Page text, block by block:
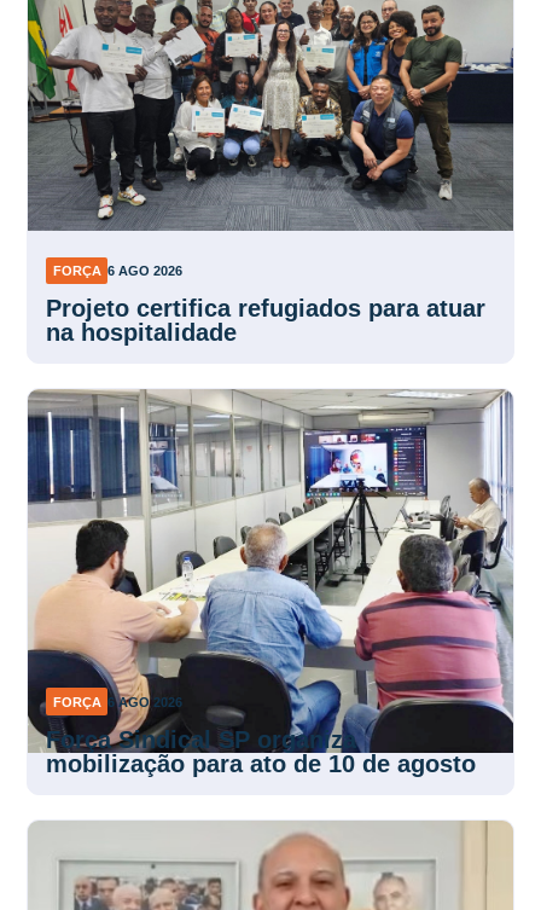
FORÇA 6 AGO 2026
Projeto certifica refugiados para atuar
na hospitalidade
FORÇA 6 AGO 2026
Força Sindical SP organiza
mobilização para ato de 10 de agosto